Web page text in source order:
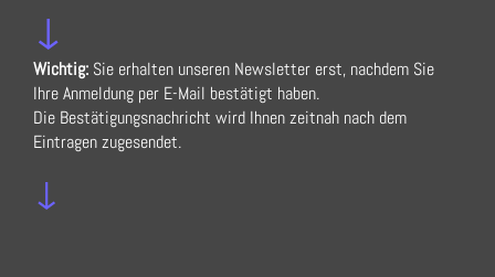
↓
Wichtig: Sie erhalten unseren Newsletter erst, nachdem Sie
Ihre Anmeldung per E-Mail bestätigt haben.
Die Bestätigungsnachricht wird Ihnen zeitnah nach dem
Eintragen zugesendet.
↓